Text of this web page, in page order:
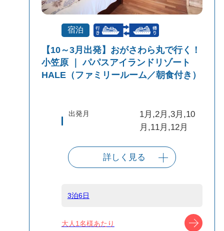
宿泊
【10～3月出発】おがさわら丸で行く！
小笠原 ｜ パパスアイランドリゾート
HALE（ファミリールーム／朝食付き）
出発月
1月,2月,3月,10
月,11月,12月
出発港
東京（竹芝客船
往復大型客船
詳しく見る
3泊6日
大人1名様あたり